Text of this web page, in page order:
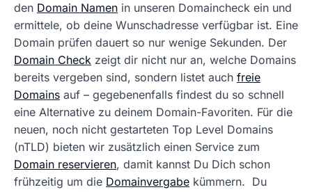
den Domain Namen in unseren Domaincheck ein und
ermittele, ob deine Wunschadresse verfügbar ist. Eine
Domain prüfen dauert so nur wenige Sekunden. Der
Domain Check zeigt dir nicht nur an, welche Domains
bereits vergeben sind, sondern listet auch freie
Domains auf – gegebenenfalls findest du so schnell
eine Alternative zu deinem Domain-Favoriten. Für die
neuen, noch nicht gestarteten Top Level Domains
(nTLD) bieten wir zusätzlich einen Service zum
Domain reservieren, damit kannst Du Dich schon
frühzeitig um die Domainvergabe kümmern. Du